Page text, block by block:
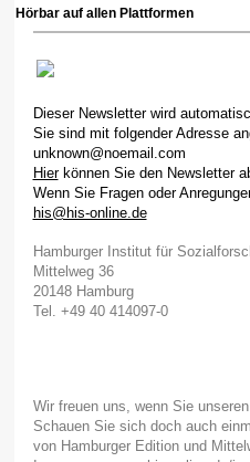
Hörbar auf allen Plattformen
Dieser Newsletter wird
Sie sind mit folgender Adresse
unknown@noemail.com
Hierkönnen Sie den Newsletter
Wenn Sie Fragen oder
his@his-online.de
Hamburger Institut für
Mittelweg 36
20148 Hamburg
Tel. +49 40 414097-0
Wir freuen uns, wenn Sie
Schauen Sie sich doch auch
von Hamburger Edition und